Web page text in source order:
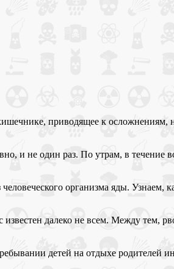
приводящее к
и не один раз. По утрам, в течение
организма яды. Узнаем,
далеко не всем. Между тем,
детей на отдыхе родителей